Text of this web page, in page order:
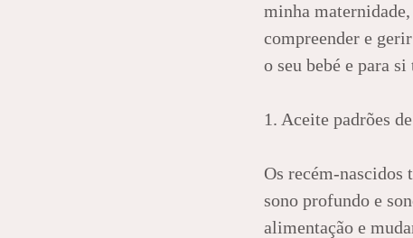
minha
compreender e
o seu bebé e para si
1. Aceite padrões
Os recém-nascidos
sono profundo e
alimentação e